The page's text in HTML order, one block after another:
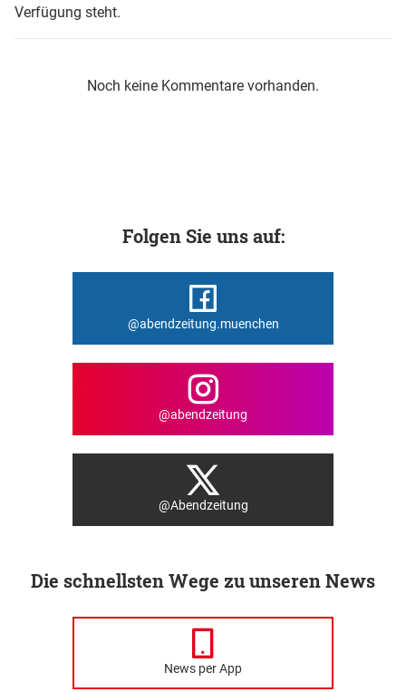
Verfügung steht.
Noch keine Kommentare vorhanden.
Folgen Sie uns auf:
@abendzeitung.muenchen
@abendzeitung
@Abendzeitung
Die schnellsten Wege zu unseren News
News per App